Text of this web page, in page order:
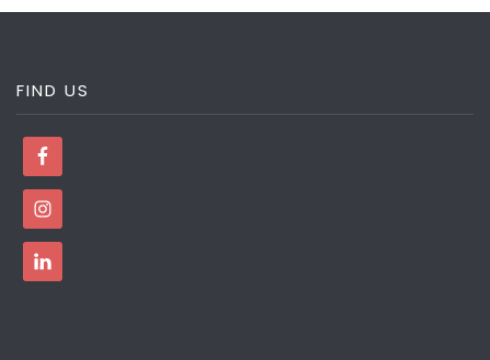
FIND US